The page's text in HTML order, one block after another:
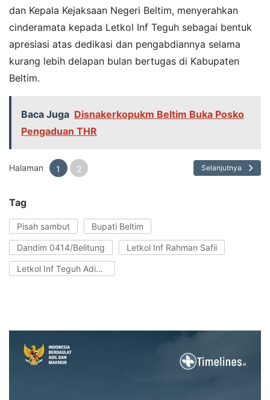
dan Kepala Kejaksaan Negeri Beltim, menyerahkan
cinderamata kepada Letkol Inf Teguh sebagai bentuk
apresiasi atas dedikasi dan pengabdiannya selama
kurang lebih delapan bulan bertugas di Kabupaten
Beltim.
Baca Juga Disnakerkopukm Beltim Buka Posko
Pengaduan THR
Halaman 1 2 Selanjutnya
Tag
Pisah sambut Bupati Beltim
Dandim 0414/Belitung Letkol Inf Rahman Safii
Letkol Inf Teguh Adie Setiawan